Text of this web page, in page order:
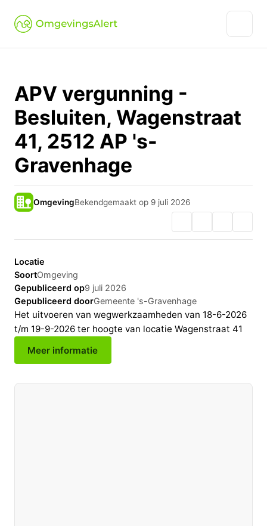
APV vergunning -
Besluiten, Wagenstraat
41, 2512 AP 's-
Gravenhage
OmgevingBekendgemaakt op 9 juli 2026
Locatie
SoortOmgeving
Gepubliceerd op9 juli 2026
Gepubliceerd doorGemeente 's-Gravenhage
Het uitvoeren van wegwerkzaamheden van 18-6-2026
t/m 19-9-2026 ter hoogte van locatie Wagenstraat 41
Meer informatie